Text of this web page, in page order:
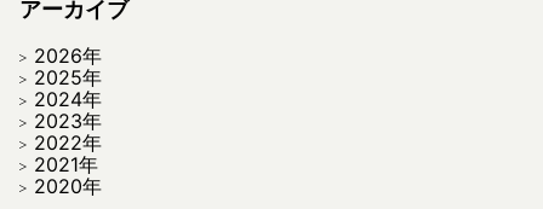
アーカイブ
2026年
2025年
2024年
2023年
2022年
2021年
2020年